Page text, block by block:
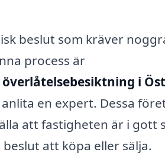
beslut som kräver
process är
överlåtelsebesiktning i
en expert. Dessa
att fastigheten är i gott
att köpa eller sälja.